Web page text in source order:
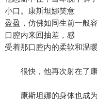
小口。康斯坦娜笑意
盈盈，仿佛如同生前一般
口腔内来回抽差，感
受着那口腔内的柔软和温暖
很快，他再次射在了康
康斯坦娜的身体也成为